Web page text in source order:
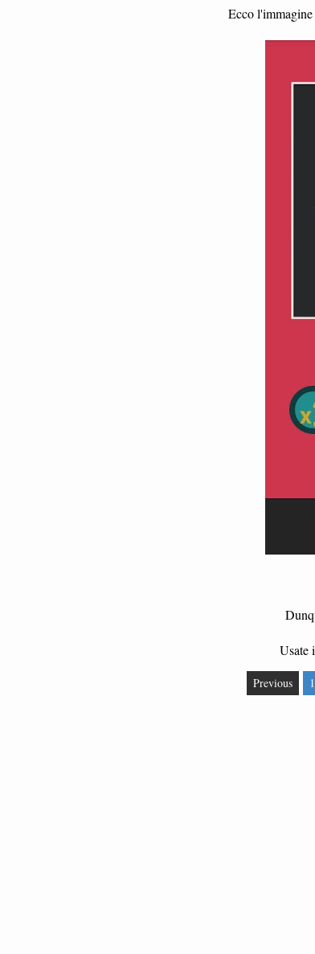
Ecco
Usate
Previous 1